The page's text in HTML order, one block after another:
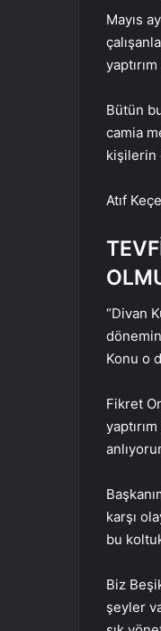
Mayıs
Bütün
camia
kişilerin
Atıf
“Divan
Konu o
Fikret
karşı
bu
Biz
şeyler